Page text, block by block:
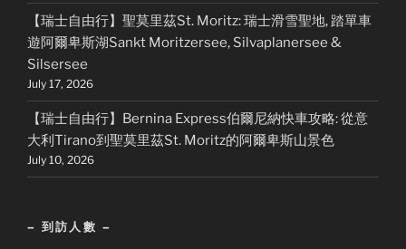
【瑞士自由行】聖莫里茲St. Moritz: 瑞士滑雪聖地, 踏單車
遊阿爾卑斯湖Sankt Moritzersee, Silvaplanersee &
Silsersee
July 17, 2026
【瑞士自由行】Bernina Express伯爾尼納快車攻略: 從意
大利Tirano到聖莫里茲St. Moritz的阿爾卑斯山景色
July 10, 2026
– 到訪人數 –